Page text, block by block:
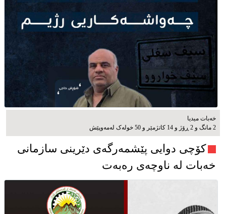
خەبات میدیا
2 مانگ و 2 ڕۆژ و 14 کاتژمێر و 50 خوله‌ک له‌مه‌وپێش‌
کۆچی دوایی پێشمەرگەی دێرینی سازمانی
خەبات لە ناوچەی رەبەت